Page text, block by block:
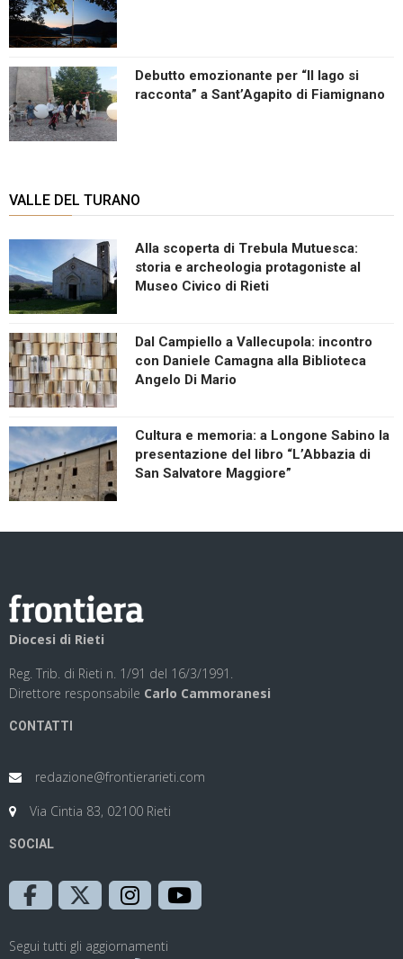
Debutto emozionante per “Il lago si
racconta” a Sant’Agapito di Fiamignano
VALLE DEL TURANO
Alla scoperta di Trebula Mutuesca:
storia e archeologia protagoniste al
Museo Civico di Rieti
Dal Campiello a Vallecupola: incontro
con Daniele Camagna alla Biblioteca
Angelo Di Mario
Cultura e memoria: a Longone Sabino la
presentazione del libro “L’Abbazia di
San Salvatore Maggiore”
Diocesi di Rieti
Reg. Trib. di Rieti n. 1/91 del 16/3/1991.
Direttore responsabile Carlo Cammoranesi
CONTATTI
redazione@frontierarieti.com
Via Cintia 83, 02100 Rieti
SOCIAL
Segui tutti gli aggiornamenti